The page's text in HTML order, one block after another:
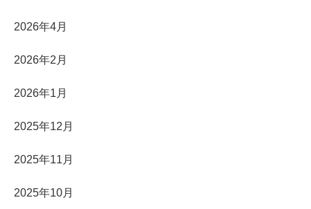
2026年4月
2026年2月
2026年1月
2025年12月
2025年11月
2025年10月